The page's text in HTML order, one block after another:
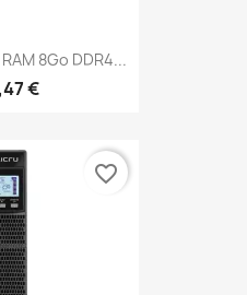
8Go DDR4...
€
favorite_border